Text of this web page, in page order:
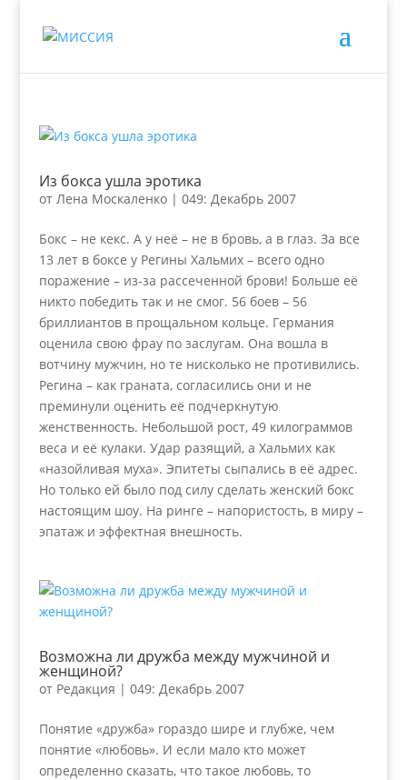
Из бокса ушла эротика
от Лена Москаленко| 049: Декабрь 2007
Бокс – не кекс. А у неё – не в бровь, а в глаз. За все
13 лет в боксе у Регины Хальмих – всего одно
поражение – из-за рассеченной брови! Больше её
никто победить так и не смог. 56 боев – 56
бриллиантов в прощальном кольце. Германия
оценила свою фрау по заслугам. Она вошла в
вотчину мужчин, но те нисколько не противились.
Регина – как граната, согласились они и не
преминули оценить её подчеркнутую
женственность. Небольшой рост, 49 килограммов
веса и её кулаки. Удар разящий, а Хальмих как
«назойливая муха». Эпитеты сыпались в её адрес.
Но только ей было под силу сделать женский бокс
настоящим шоу. На ринге – напористость, в миру –
эпатаж и эффектная внешность.
Возможна ли дружба между мужчиной и
женщиной?
от Редакция | 049: Декабрь 2007
Понятие «дружба» гораздо шире и глубже, чем
понятие «любовь». И если мало кто может
определенно сказать, что такое любовь, то